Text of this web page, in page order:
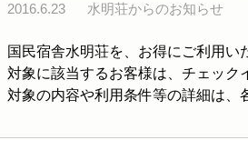
2016.6.23 水明荘からのお知らせ
国民宿舎水明荘を、お得にご利用い
対象に該当するお客様は、チェック
対象の内容や利用条件等の詳細は